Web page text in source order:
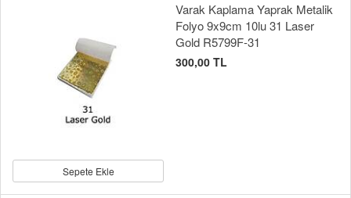
Sepete Ekle
Varak Kaplama Yaprak Metalik
Folyo 9x9cm 10lu 31 Laser
Gold R5799F-31
300,00 TL